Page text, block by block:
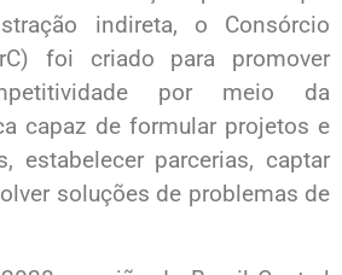
indireta, o Consórcio
foi criado para promover
por meio da
capaz de formular projetos e
estabelecer parcerias, captar
soluções de problemas de